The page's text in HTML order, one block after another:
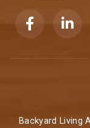
Backyard Living